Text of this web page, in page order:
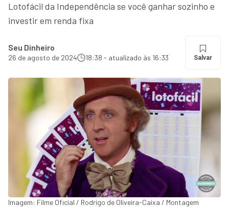
Lotofácil da Independência se você ganhar sozinho e
investir em renda fixa
Seu Dinheiro
26 de agosto de 2024 18:38 - atualizado às 16:33 Salvar
Imagem: Filme Oficial / Rodrigo de Oliveira-Caixa / Montagem